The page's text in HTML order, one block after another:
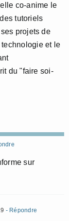
co-anime le
tutoriels
projets de
et le
du "faire soi-
sur
- Répondre